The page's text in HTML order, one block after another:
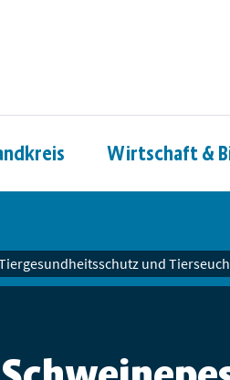
Wirtschaft &
und